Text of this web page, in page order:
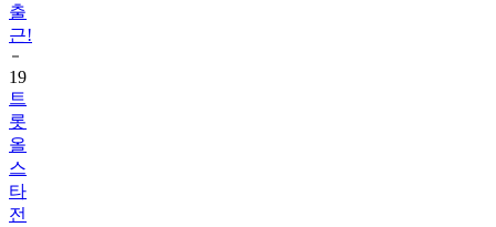
출
근!
19
트
롯
올
스
타
전